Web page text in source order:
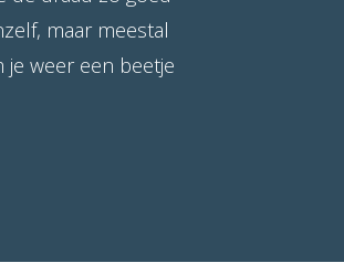
maar meestal
weer een beetje